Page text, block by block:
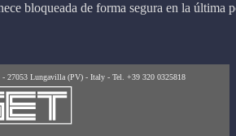
bloqueada de forma segura en la última
27053 Lungavilla (PV) - Italy - Tel. +39 320 0325818